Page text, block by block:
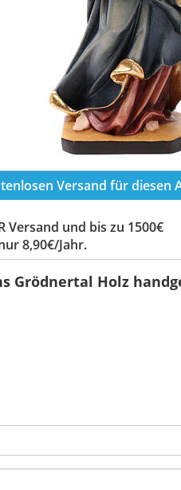
Versand für diesen
Versand und bis zu 1500€
8,90€/Jahr.
Grödnertal Holz